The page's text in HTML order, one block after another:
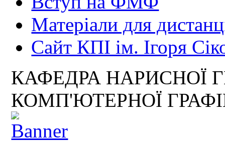
Матеріали для
Сайт КПІ ім. Ігоря
КАФЕДРА НАРИСНОЇ
КОМП'ЮТЕРНОЇ